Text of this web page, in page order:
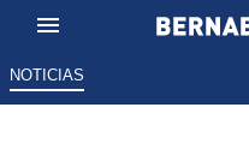
NOTICIAS